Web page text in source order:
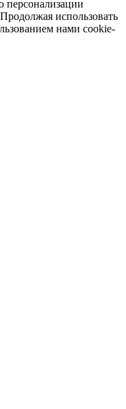
персонализации
использовать
нами cookie-